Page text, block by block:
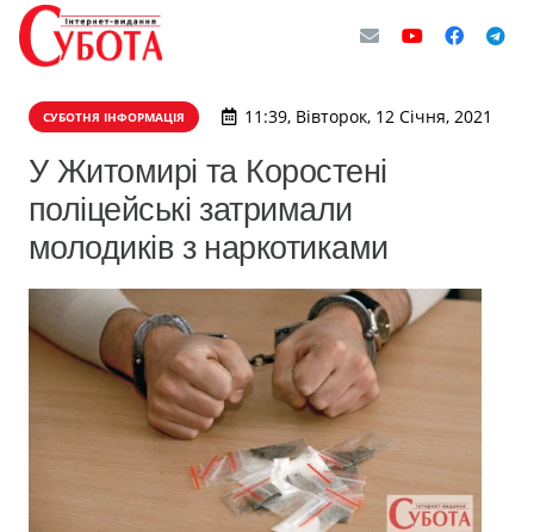
СУБОТНЯ ІНФОРМАЦІЯ 11:39, Вівторок, 12 Січня, 2021
У Житомирі та Коростені
поліцейські затримали
молодиків з наркотиками